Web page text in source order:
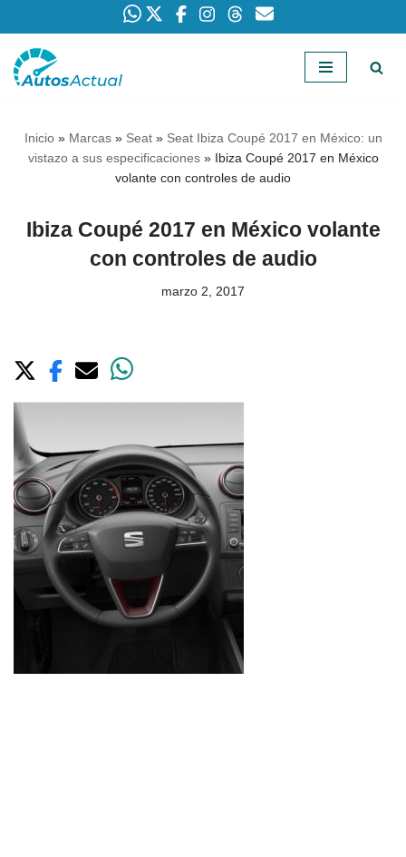
Saltar
Inicio» Marcas» Seat» Seat Ibiza Coupé 2017 en México: un
vistazo a sus especificaciones» Ibiza Coupé 2017 en México
volante con controles de audio
Ibiza Coupé 2017 en México volante
con controles de audio
marzo 2, 2017